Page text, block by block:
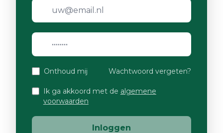
Onthoud mij Wachtwoord vergeten?
Ik ga akkoord met de algemene
voorwaarden
Inloggen